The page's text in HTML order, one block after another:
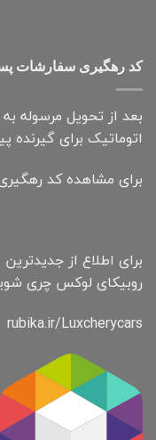
کد رهگیری سفارشات
بعد از تحویل
اتوماتیک برای گیرنده
برای مشاهده کد
برای اطلاع از
روبیکای لوکس چری
rubika.ir/Luxcherycars